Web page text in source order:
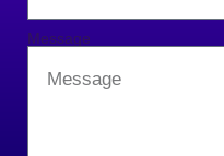
Message